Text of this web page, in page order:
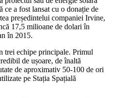
ce a fost lansat cu o donație de
președintelui companiei Irvine,
17,5 milioane de dolari în
în 2015.
trei echipe principale. Primul
de ușoare, de înaltă
de aproximativ 50-100 de ori
pe Stația Spațială